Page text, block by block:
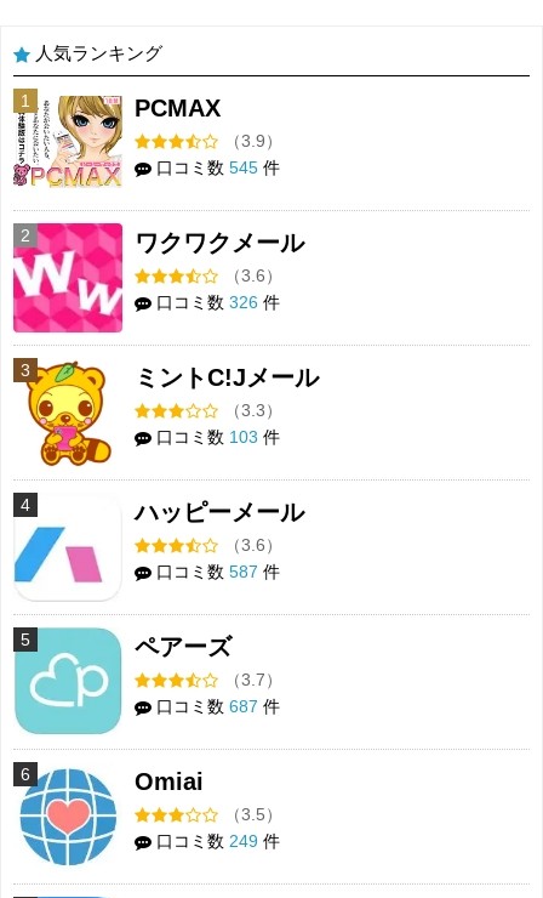
人気ランキング
1 PCMAX
（3.9）
口コミ数 545 件
2 ワクワクメール
（3.6）
口コミ数 326 件
3 ミントC!Jメール
（3.3）
口コミ数 103 件
4 ハッピーメール
（3.6）
口コミ数 587 件
5 ペアーズ
（3.7）
口コミ数 687 件
6 Omiai
（3.5）
口コミ数 249 件